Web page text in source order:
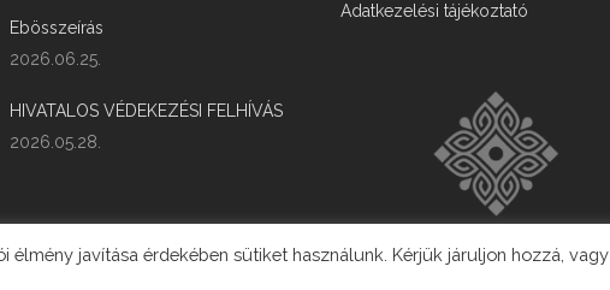
Ebösszeírás
2026.06.25.
HIVATALOS VÉDEKEZÉSI FELHÍVÁS
2026.05.28.
Adatkezelési tájékoztató
javítása érdekében sütiket használunk. Kérjük járuljon hozzá, vagy